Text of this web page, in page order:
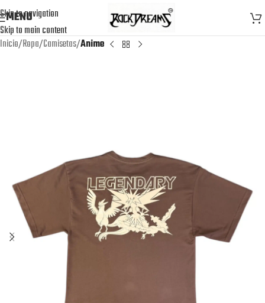
Skip to navigation
Skip to main content
MENU
Inicio Ropa Camisetas Anime